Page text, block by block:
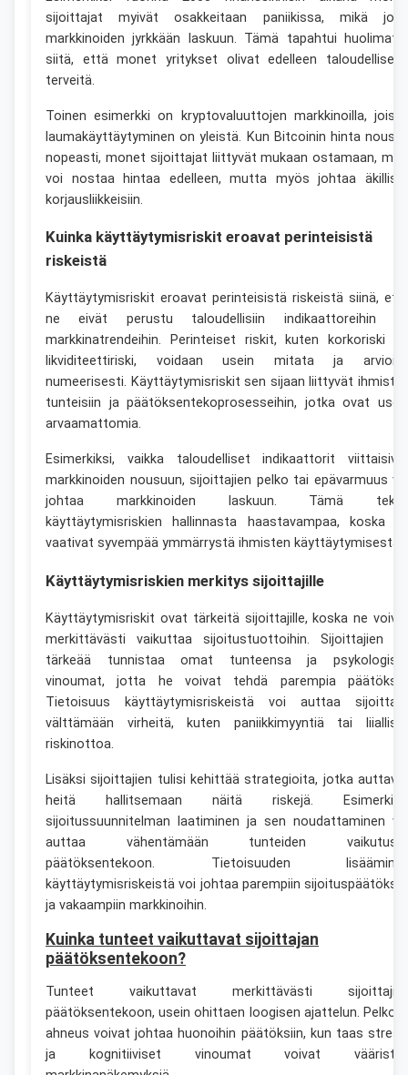
sijoittajat myivät osakkeitaan paniikissa, mikä
markkinoiden jyrkkään laskuun. Tämä tapahtui
siitä, että monet yritykset olivat edelleen
terveitä.
Toinen esimerkki on kryptovaluuttojen markkinoilla,
laumakäyttäytyminen on yleistä. Kun Bitcoinin hinta
nopeasti, monet sijoittajat liittyvät mukaan ostamaan,
voi nostaa hintaa edelleen, mutta myös johtaa
korjausliikkeisiin.
Kuinka käyttäytymisriskit eroavat perinteisistä
riskeistä
Käyttäytymisriskit eroavat perinteisistä riskeistä siinä,
ne eivät perustu taloudellisiin indikaattoreihin
markkinatrendeihin. Perinteiset riskit, kuten korkoriski
likviditeettiriski, voidaan usein mitata ja
numeerisesti. Käyttäytymisriskit sen sijaan liittyvät
tunteisiin ja päätöksentekoprosesseihin, jotka ovat
arvaamattomia.
Esimerkiksi, vaikka taloudelliset indikaattorit
markkinoiden nousuun, sijoittajien pelko tai epävarmuus
johtaa markkinoiden laskuun. Tämä
käyttäytymisriskien hallinnasta haastavampaa, koska
vaativat syvempää ymmärrystä ihmisten käyttäytymisestä.
Käyttäytymisriskien merkitys sijoittajille
Käyttäytymisriskit ovat tärkeitä sijoittajille, koska ne
merkittävästi vaikuttaa sijoitustuottoihin. Sijoittajien
tärkeää tunnistaa omat tunteensa ja
vinoumat, jotta he voivat tehdä parempia
Tietoisuus käyttäytymisriskeistä voi auttaa
välttämään virheitä, kuten paniikkimyyntiä tai
riskinottoa.
Lisäksi sijoittajien tulisi kehittää strategioita, jotka
heitä hallitsemaan näitä riskejä.
sijoitussuunnitelman laatiminen ja sen noudattaminen
auttaa vähentämään tunteiden
päätöksentekoon. Tietoisuuden
käyttäytymisriskeistä voi johtaa parempiin
ja vakaampiin markkinoihin.
Kuinka tunteet vaikuttavat sijoittajan
päätöksentekoon?
Tunteet vaikuttavat merkittävästi
päätöksentekoon, usein ohittaen loogisen ajattelun. Pelko
ahneus voivat johtaa huonoihin päätöksiin, kun taas
ja kognitiiviset vinoumat voivat